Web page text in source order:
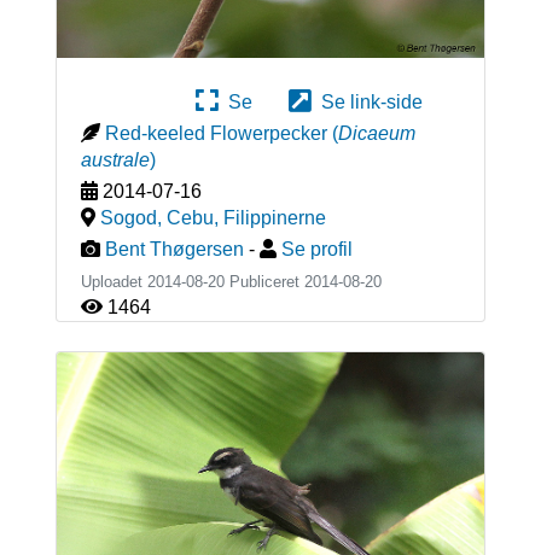
Se
Se link-side
Red-keeled Flowerpecker (Dicaeum
australe)
2014-07-16
Sogod, Cebu, Filippinerne
Bent Thøgersen - Se profil
Uploadet 2014-08-20 Publiceret 2014-08-20
1464